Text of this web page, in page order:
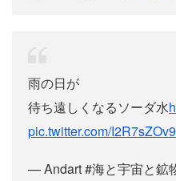
雨の日が
待ち遠しくなるソーダ水
pic.twitter.com/
— Andart #海と宇宙と鉱